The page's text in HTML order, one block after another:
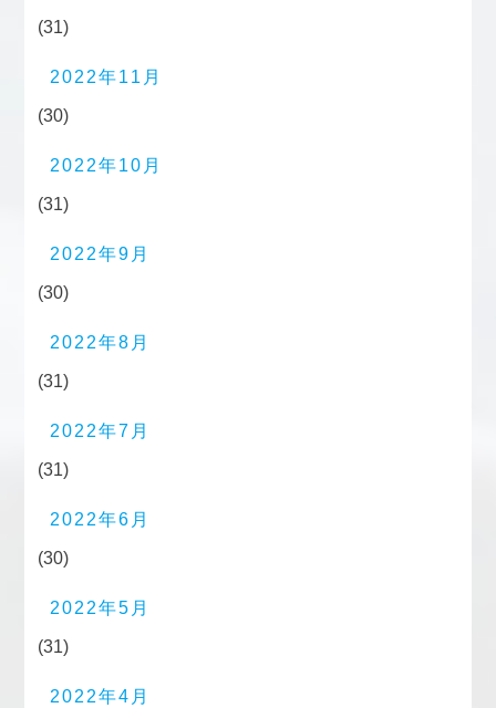
(31)
2022年11月
(30)
2022年10月
(31)
2022年9月
(30)
2022年8月
(31)
2022年7月
(31)
2022年6月
(30)
2022年5月
(31)
2022年4月